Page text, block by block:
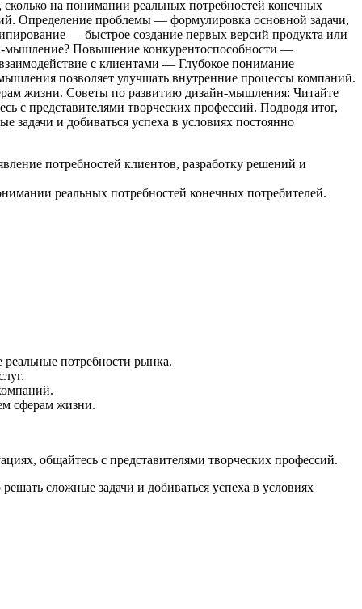
потребностей клиентов, разработку решений и
реальных потребностей конечных потребителей.
потребности рынка.
сферам жизни.
общайтесь с представителями творческих профессий.
сложные задачи и добиваться успеха в условиях